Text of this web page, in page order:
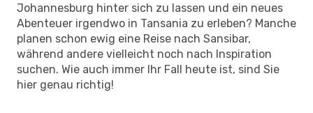
Johannesburg hinter sich zu lassen und ein neues
Abenteuer irgendwo in Tansania zu erleben? Manche
planen schon ewig eine Reise nach Sansibar,
während andere vielleicht noch nach Inspiration
suchen. Wie auch immer Ihr Fall heute ist, sind Sie
hier genau richtig!